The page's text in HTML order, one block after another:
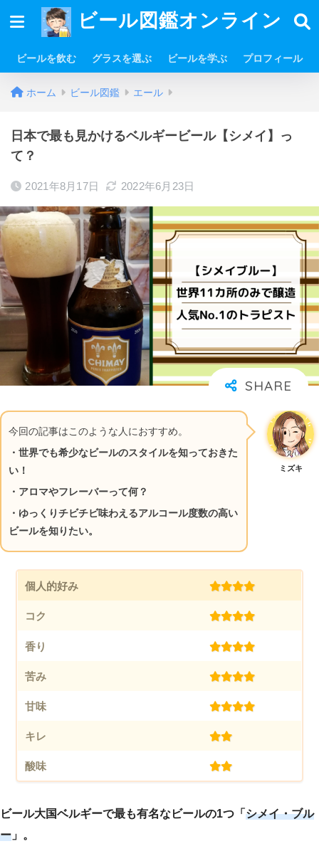
ビール図鑑オンライン
ビールを飲む グラスを選ぶ ビールを学ぶ プロフィール
ホーム ビール図鑑 エール
日本で最も見かけるベルギービール【シメイ】っ
て？
2021年8月17日 2022年6月23日
今回の記事はこのような人におすすめ。
・世界でも希少なビールのスタイルを知っておきた
い！
・アロマやフレーバーって何？
・ゆっくりチビチビ味わえるアルコール度数の高い
ビールを知りたい。
ミズキ
個人的好み
コク
香り
苦み
甘味
キレ
酸味
ビール大国ベルギーで最も有名なビールの1つ 「 シメイ・ブル
ー 」。